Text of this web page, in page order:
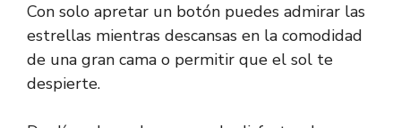
Con solo apretar un botón puedes admirar las
estrellas mientras descansas en la comodidad
de una gran cama o permitir que el sol te
despierte.